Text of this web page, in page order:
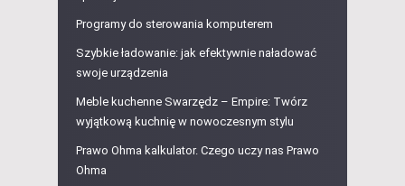
Programy do sterowania komputerem
Szybkie ładowanie: jak efektywnie naładować
swoje urządzenia
Meble kuchenne Swarzędz – Empire: Twórz
wyjątkową kuchnię w nowoczesnym stylu
Prawo Ohma kalkulator. Czego uczy nas Prawo
Ohma